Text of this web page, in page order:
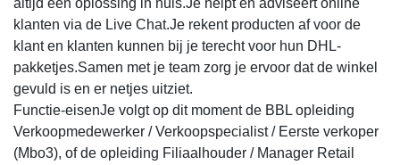
klanten via de Live Chat.Je rekent producten af voor de
klant en klanten kunnen bij je terecht voor hun DHL-
pakketjes.Samen met je team zorg je ervoor dat de winkel
gevuld is en er netjes uitziet.
Functie-eisenJe volgt op dit moment de BBL opleiding
Verkoopmedewerker / Verkoopspecialist / Eerste verkoper
(Mbo3), of de opleiding Filiaalhouder / Manager Retail